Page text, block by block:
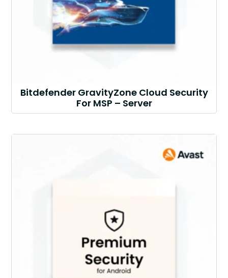
Bitdefender GravityZone Cloud Security
For MSP – Server